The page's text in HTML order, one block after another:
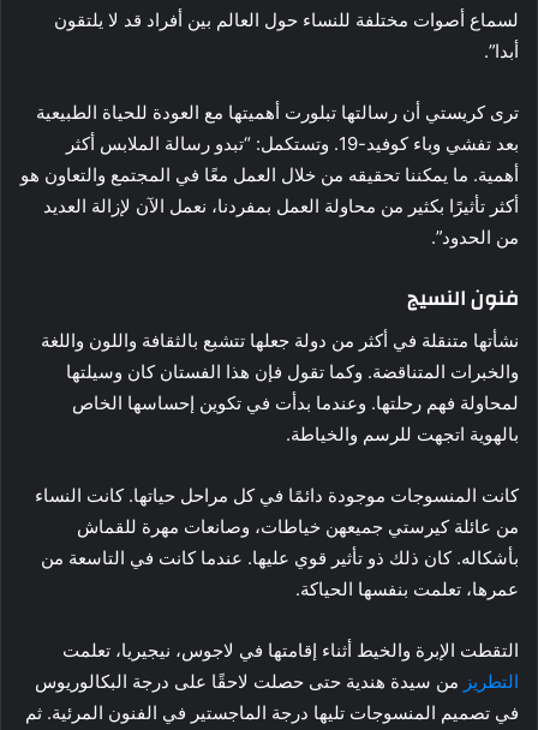
لسماع أصوات مختلفة للنساء حول العالم بين أفراد قد لا يلتقون
أبدا”.
ترى كريستي أن رسالتها تبلورت أهميتها مع العودة للحياة الطبيعية
بعد تفشي وباء كوفيد-19. وتستكمل: “تبدو رسالة الملابس أكثر
أهمية. ما يمكننا تحقيقه من خلال العمل معًا في المجتمع والتعاون هو
أكثر تأثيرًا بكثير من محاولة العمل بمفردنا، نعمل الآن لإزالة العديد
من الحدود”.
فنون النسيج
نشأتها متنقلة في أكثر من دولة جعلها تتشبع بالثقافة واللون واللغة
والخبرات المتناقضة. وكما تقول فإن هذا الفستان كان وسيلتها
لمحاولة فهم رحلتها. وعندما بدأت في تكوين إحساسها الخاص
بالهوية اتجهت للرسم والخياطة.
كانت المنسوجات موجودة دائمًا في كل مراحل حياتها. كانت النساء
من عائلة كيرستي جميعهن خياطات، وصانعات مهرة للقماش
بأشكاله. كان ذلك ذو تأثير قوي عليها. عندما كانت في التاسعة من
عمرها، تعلمت بنفسها الحياكة.
التقطت الإبرة والخيط أثناء إقامتها في لاجوس، نيجيريا، تعلمت
التطريز من سيدة هندية حتى حصلت لاحقًا على درجة البكالوريوس
في تصميم المنسوجات تليها درجة الماجستير في الفنون المرئية. ثم